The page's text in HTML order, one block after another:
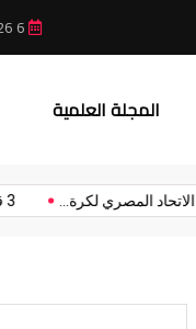
المجلة العلمية
رسمياً.. الاتحاد المصري لكرة...